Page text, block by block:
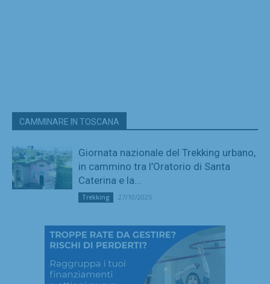
CAMMINARE IN TOSCANA
Giornata nazionale del Trekking urbano,
in cammino tra l’Oratorio di Santa
Caterina e la...
Trekking 27/10/2025